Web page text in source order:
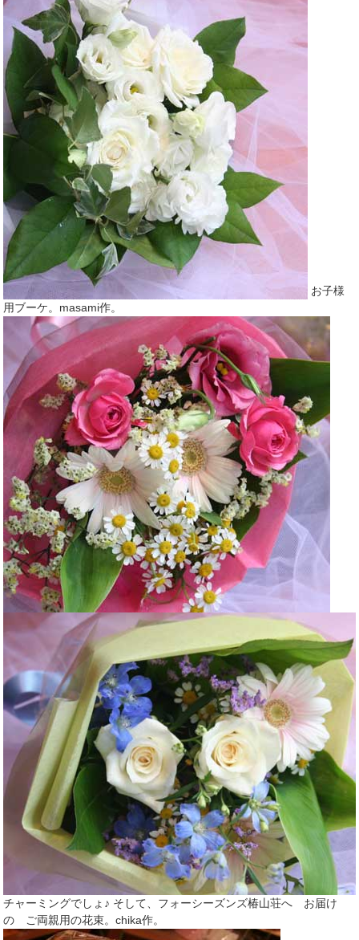
お子様
用ブーケ。masami作。
チャーミングでしょ♪ そして、フォーシーズンズ椿山荘へ お届け
の ご両親用の花束。chika作。